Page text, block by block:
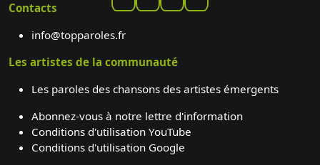
Contacts
info@topparoles.fr
Les artistes de la communauté
Les paroles des chansons des artistes émergents
Abonnez-vous à notre lettre d'information
Conditions d'utilisation YouTube
Conditions d'utilisation Google